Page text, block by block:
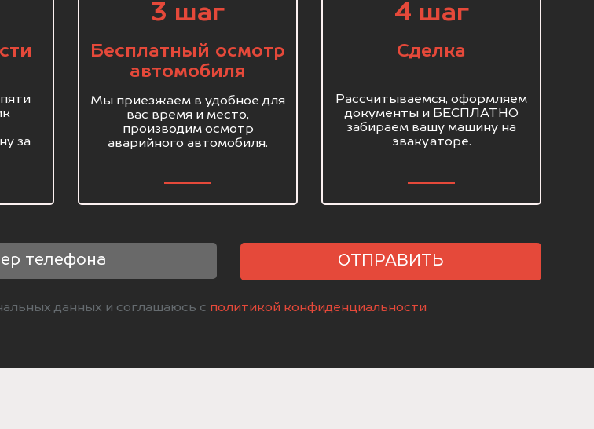
за
3 шаг
Бесплатный осмотр
автомобиля
Мы приезжаем в удобное для
вас время и место,
производим осмотр
аварийного автомобиля.
4 шаг
Сделка
Рассчитываемся, оформляем
документы и БЕСПЛАТНО
забираем вашу машину на
эвакуаторе.
ОТПРАВИТЬ
данных и соглашаюсь с политикой конфиденциальности